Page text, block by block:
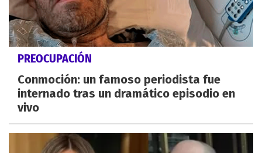
PREOCUPACIÓN
Conmoción: un famoso periodista fue
internado tras un dramático episodio en
vivo